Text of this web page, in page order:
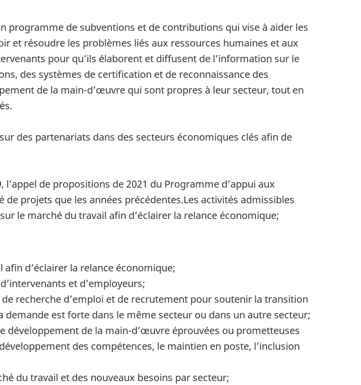
programme de subventions et de contributions qui vise à aider les
et résoudre les problèmes liés aux ressources humaines et aux
pour qu’ils élaborent et diffusent de l’information sur le
des systèmes de certification et de reconnaissance des
de la main-d’œuvre qui sont propres à leur secteur, tout en
des partenariats dans des secteurs économiques clés afin de
de propositions de 2021 du Programme d’appui aux
projets que les années précédentes.Les activités admissibles
le marché du travail afin d’éclairer la relance économique;
d’éclairer la relance économique;
et d’employeurs;
recherche d’emploi et de recrutement pour soutenir la transition
est forte dans le même secteur ou dans un autre secteur;
développement de la main-d’œuvre éprouvées ou prometteuses
des compétences, le maintien en poste, l’inclusion
du travail et des nouveaux besoins par secteur;